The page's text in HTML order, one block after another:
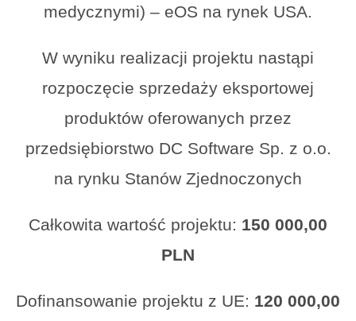
medycznymi) – eOS na rynek USA.
W wyniku realizacji projektu nastąpi
rozpoczęcie sprzedaży eksportowej
produktów oferowanych przez
przedsiębiorstwo DC Software Sp. z o.o.
na rynku Stanów Zjednoczonych
Całkowita wartość projektu: 150 000,00
PLN
Dofinansowanie projektu z UE: 120 000,00